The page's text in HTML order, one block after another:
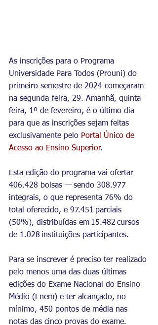
As inscrições para o Programa
Universidade Para Todos (Prouni) do
primeiro semestre de 2024 começaram
na segunda-feira, 29. Amanhã, quinta-
feira, 1º de fevereiro, é o último dia
para que as inscrições sejam feitas
exclusivamente pelo Portal Único de
Acesso ao Ensino Superior.
Esta edição do programa vai ofertar
406.428 bolsas — sendo 308.977
integrais, o que representa 76% do
total oferecido, e 97.451 parciais
(50%), distribuídas em 15.482 cursos
de 1.028 instituições participantes.
Para se inscrever é preciso ter realizado
pelo menos uma das duas últimas
edições do Exame Nacional do Ensino
Médio (Enem) e ter alcançado, no
mínimo, 450 pontos de média nas
notas das cinco provas do exame.